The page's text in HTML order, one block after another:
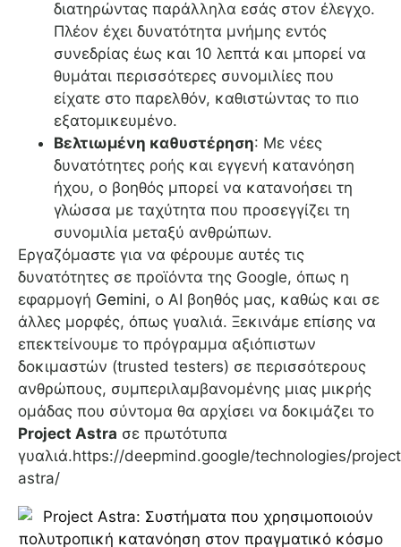
διατηρώντας παράλληλα εσάς στον έλεγχο.
Πλέον έχει δυνατότητα μνήμης εντός
συνεδρίας έως και 10 λεπτά και μπορεί να
θυμάται περισσότερες συνομιλίες που
είχατε στο παρελθόν, καθιστώντας το πιο
εξατομικευμένο.
Βελτιωμένη καθυστέρηση: Με νέες
δυνατότητες ροής και εγγενή κατανόηση
ήχου, ο βοηθός μπορεί να κατανοήσει τη
γλώσσα με ταχύτητα που προσεγγίζει τη
συνομιλία μεταξύ ανθρώπων.
Εργαζόμαστε για να φέρουμε αυτές τις
δυνατότητες σε προϊόντα της Google, όπως η
εφαρμογή Gemini, ο AI βοηθός μας, καθώς και σε
άλλες μορφές, όπως γυαλιά. Ξεκινάμε επίσης να
επεκτείνουμε το πρόγραμμα αξιόπιστων
δοκιμαστών (trusted testers) σε περισσότερους
ανθρώπους, συμπεριλαμβανομένης μιας μικρής
ομάδας που σύντομα θα αρχίσει να δοκιμάζει το
Project Astra σε πρωτότυπα
γυαλιά.https://deepmind.google/technologies/
astra/